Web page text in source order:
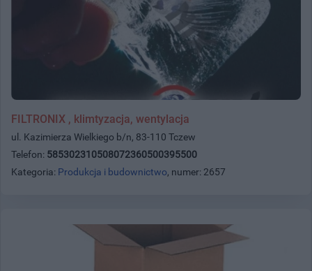
FILTRONIX , klimtyzacja, wentylacja
ul. Kazimierza Wielkiego b/n, 83-110 Tczew
Telefon: 585302310508072360500395500
Kategoria: Produkcja i budownictwo, numer: 2657